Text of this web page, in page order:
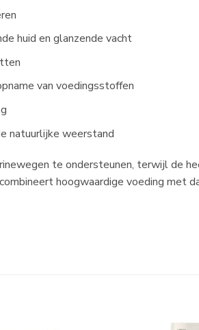
huid en glanzende vacht
van voedingsstoffen
natuurlijke weerstand
te ondersteunen, terwijl de
hoogwaardige voeding met